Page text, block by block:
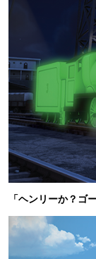
「ヘンリーか？ゴ